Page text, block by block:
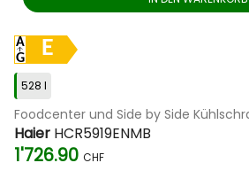
E
528 l
Foodcenter und Side by Side
Haier HCR5919ENMB
1'726.90 CHF